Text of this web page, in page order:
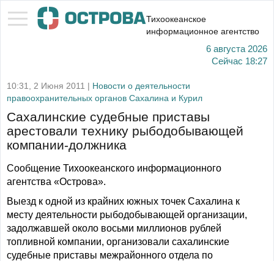
Тихоокеанское
информационное агентство
6 августа 2026
Сейчас 18:27
10:31, 2 Июня 2011 | Новости о деятельности
правоохранительных органов Сахалина и Курил
Сахалинские судебные приставы
арестовали технику рыбодобывающей
компании-должника
Сообщение Тихоокеанского информационного
агентства «Острова».
Выезд к одной из крайних южных точек Сахалина к
месту деятельности рыбодобывающей организации,
задолжавшей около восьми миллионов рублей
топливной компании, организовали сахалинские
судебные приставы межрайонного отдела по